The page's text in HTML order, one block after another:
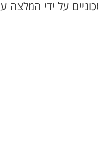
על ידי המלצה